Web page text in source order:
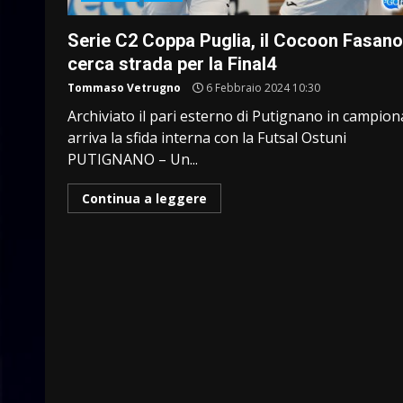
Serie C2 Coppa Puglia, il Cocoon Fasano
cerca strada per la Final4
Tommaso Vetrugno 6 Febbraio 2024 10:30
Archiviato il pari esterno di Putignano in
arriva la sfida interna con la Futsal Ostuni
PUTIGNANO – Un...
Continua a leggere